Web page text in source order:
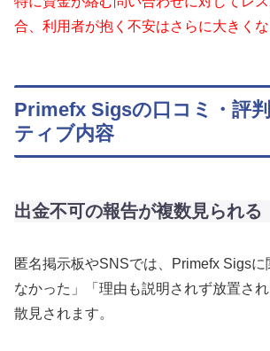
合、利用者が抱く不安はさらに大きくな
Primefx Sigsの口コミ・評
ティブ内容
出金不可の報告が複数見られる
匿名掲示板やSNSでは、Primefx Sigsに
なかった」「理由も説明されず放置さ
散見されます。